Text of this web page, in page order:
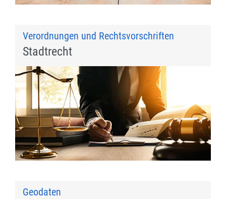
Verordnungen und Rechtsvorschriften
Stadtrecht
Geodaten